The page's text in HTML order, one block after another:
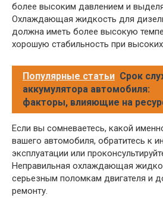
более высоким давлением и
Охлаждающая жидкость для
должна иметь более высокую
хорошую стабильность при высоких
Популярные статьи Срок
аккумулятора автомобиля:
факторы, влияющие на
Если вы сомневаетесь, какой
вашего автомобиля, обратитесь к
эксплуатации или
Неправильная охлаждающая
серьезным поломкам двигателя и
ремонту.